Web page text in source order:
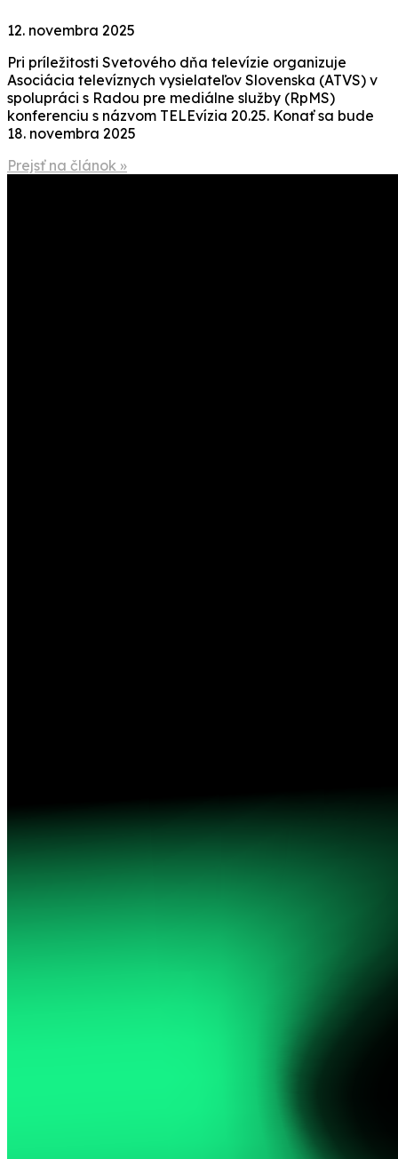
12. novembra 2025
Pri príležitosti Svetového dňa televízie organizuje
Asociácia televíznych vysielateľov Slovenska (ATVS) v
spolupráci s Radou pre mediálne služby (RpMS)
konferenciu s názvom TELEvízia 20.25. Konať sa bude
18. novembra 2025
Prejsť na článok »